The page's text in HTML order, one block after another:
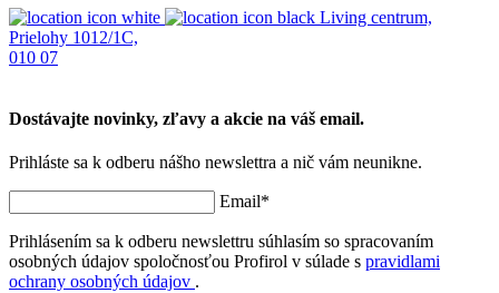
Living centrum,
Prielohy 1012/1C,
010 07
Dostávajte novinky, zľavy a akcie na váš email.
Prihláste sa k odberu nášho newslettra a nič vám neunikne.
Email*
Prihlásením sa k odberu newslettru súhlasím so spracovaním
osobných údajov spoločnosťou Profirol v súlade s pravidlami
ochrany osobných údajov .